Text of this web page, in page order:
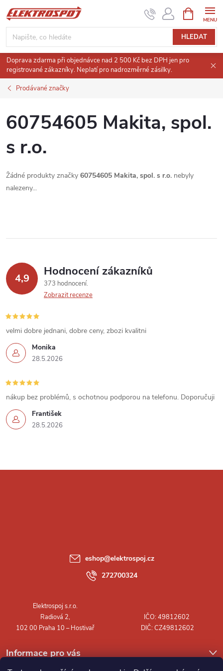
Přejít
na
obsah
HLEDAT
NÁKUPNÍ
KOŠÍK
Doprava zdarma při objednávce nad 2 500 Kč bez DPH jen pro
registrované zákazníky. Neplatí pro nadrozměrné zásilky.
Prodávané značky
60754605 Makita, spol.
s r.o.
Žádné produkty značky 60754605 Makita, spol. s r.o. nebyly
nalezeny...
4,9 Hodnocení zákazníků
373 hodnocení
Zobrazit recenze
Monika
28.5.2026
velmi dobre jednani, dobre ceny, zbozi kvalitni
František
28.5.2026
nákup bez problémů, s ochotnou podporou na telefonu. Doporučuji
Informace pro vás
eshop@elektrospoj.cz
272700324